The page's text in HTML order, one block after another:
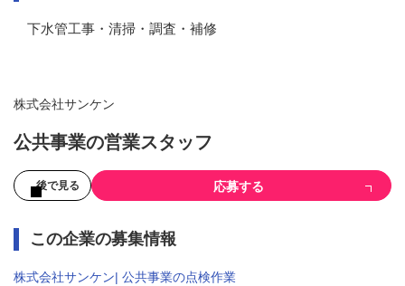
下水管工事・清掃・調査・補修
株式会社サンケン
公共事業の営業スタッフ
後で見る 応募する
この企業の募集情報
株式会社サンケン| 公共事業の点検作業